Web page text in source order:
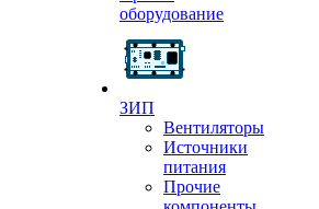
оборудование
ЗИП
Вентиляторы
Источники
питания
Прочие